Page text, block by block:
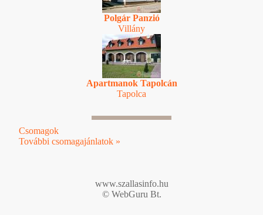
Polgár Panzió
Villány
Apartmanok Tapolcán
Tapolca
Csomagok
További csomagajánlatok »
www.szallasinfo.hu
© WebGuru Bt.